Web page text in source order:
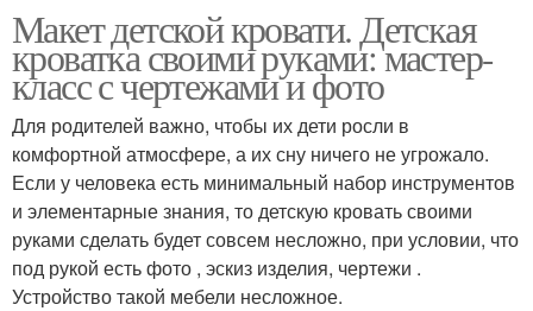
Макет детской кровати. Детская
кроватка своими руками: мастер-
класс с чертежами и фото
Для родителей важно, чтобы их дети росли в
комфортной атмосфере, а их сну ничего не угрожало.
Если у человека есть минимальный набор инструментов
и элементарные знания, то детскую кровать своими
руками сделать будет совсем несложно, при условии, что
под рукой есть фото , эскиз изделия, чертежи .
Устройство такой мебели несложное.